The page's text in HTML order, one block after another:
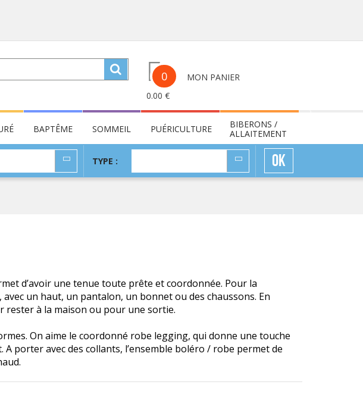
0
MON PANIER
0.00 €
BAPTÊME SOMMEIL PUÉRICULTURE
BIBERONS /
ALLAITEMENT
TYPE : OK
d’avoir une tenue toute prête et coordonnée. Pour la
un haut, un pantalon, un bonnet ou des chaussons. En
rester à la maison ou pour une sortie.
On aime le coordonné robe legging, qui donne une touche
porter avec des collants, l’ensemble boléro / robe permet de